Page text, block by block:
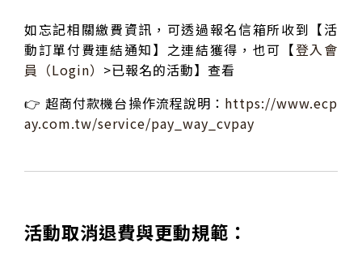
如忘記相關繳費資訊，可透過報名信箱所收到【活
動訂單付費連結通知】之連結獲得，也可【登入會
員（Login） >已報名的活動】查看
👉 超商付款機台操作流程說明： https://www.ecp
ay.com.tw/service/pay_way_cvpay
活動取消退費與更動規範：